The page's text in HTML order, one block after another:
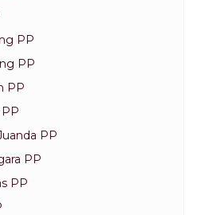
PP
PP
PP
PP
PP
PP